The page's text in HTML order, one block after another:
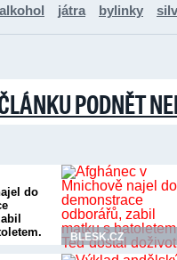
alkohol játra bylinky
PODNĚT
do
BLESK.CZ